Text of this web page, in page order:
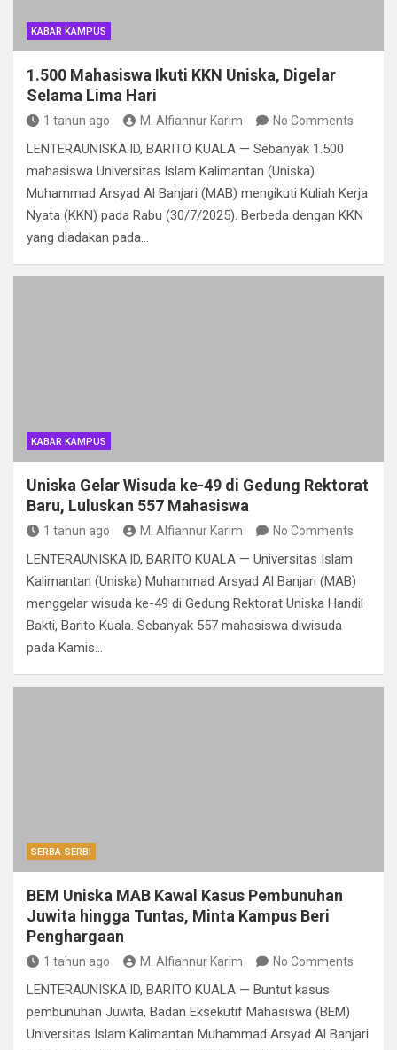
KABAR KAMPUS
1.500 Mahasiswa Ikuti KKN Uniska, Digelar
Selama Lima Hari
1 tahun ago M. Alfiannur Karim No Comments
LENTERAUNISKA.ID, BARITO KUALA — Sebanyak 1.500
mahasiswa Universitas Islam Kalimantan (Uniska)
Muhammad Arsyad Al Banjari (MAB) mengikuti Kuliah Kerja
Nyata (KKN) pada Rabu (30/7/2025). Berbeda dengan KKN
yang diadakan pada…
KABAR KAMPUS
Uniska Gelar Wisuda ke-49 di Gedung Rektorat
Baru, Luluskan 557 Mahasiswa
1 tahun ago M. Alfiannur Karim No Comments
LENTERAUNISKA.ID, BARITO KUALA — Universitas Islam
Kalimantan (Uniska) Muhammad Arsyad Al Banjari (MAB)
menggelar wisuda ke-49 di Gedung Rektorat Uniska Handil
Bakti, Barito Kuala. Sebanyak 557 mahasiswa diwisuda
pada Kamis…
SERBA-SERBI
BEM Uniska MAB Kawal Kasus Pembunuhan
Juwita hingga Tuntas, Minta Kampus Beri
Penghargaan
1 tahun ago M. Alfiannur Karim No Comments
LENTERAUNISKA.ID, BARITO KUALA — Buntut kasus
pembunuhan Juwita, Badan Eksekutif Mahasiswa (BEM)
Universitas Islam Kalimantan Muhammad Arsyad Al Banjari